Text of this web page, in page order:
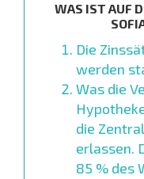
WAS IST AUF
Die
werden
Was die
die
erlassen.
85 % des